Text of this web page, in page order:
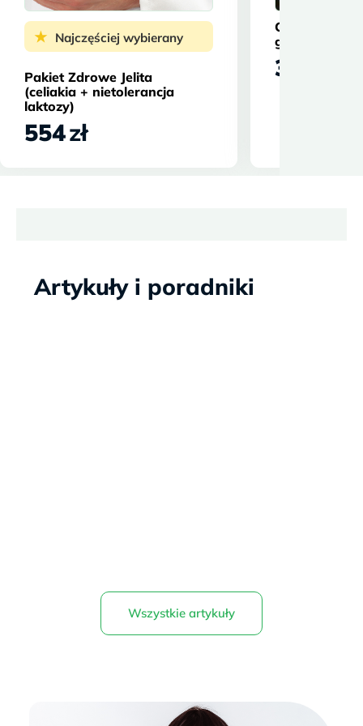
★ Najczęściej wybierany
Pakiet Zdrowe Jelita
(celiakia + nietolerancja
laktozy)
554zł
Celiakia -
genetyczne
327
Artykuły i poradniki
Wszystkie artykuły